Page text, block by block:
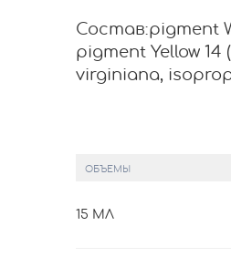
Состав:pigment
pigment Yellow 14
virginiana,
ОБЪЕМЫ
15 МЛ